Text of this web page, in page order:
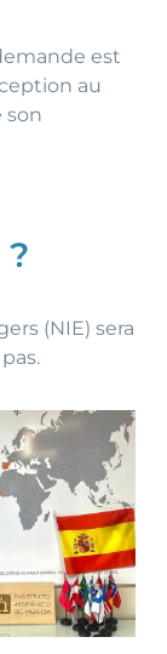
est
au
son
(NIE) sera